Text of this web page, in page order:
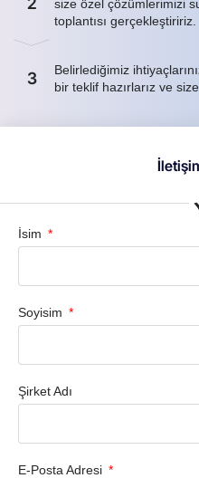
size özel çözümlerimizi
toplantısı gerçekleştiririz.
3
Belirlediğimiz
bir teklif hazırlarız ve
İsim
Soyisim
Şirket Adı
E-Posta Adresi